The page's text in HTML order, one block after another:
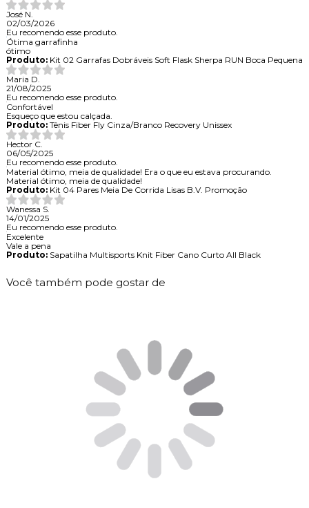
José N.
02/03/2026
Eu recomendo esse produto.
Ótima garrafinha
ótimo
Produto:Kit 02 Garrafas Dobráveis Soft Flask Sherpa RUN Boca Pequena
Maria D.
21/08/2025
Eu recomendo esse produto.
Confortável
Esqueço que estou calçada.
Produto:Tênis Fiber Fly Cinza/Branco Recovery Unissex
Hector C.
06/05/2025
Eu recomendo esse produto.
Material ótimo, meia de qualidade! Era o que eu estava procurando.
Material ótimo, meia de qualidade!
Produto:Kit 04 Pares Meia De Corrida Lisas B.V. Promoção
Wanessa S.
14/01/2025
Eu recomendo esse produto.
Excelente
Vale a pena
Produto:Sapatilha Multisports Knit Fiber Cano Curto All Black
Você também pode gostar de